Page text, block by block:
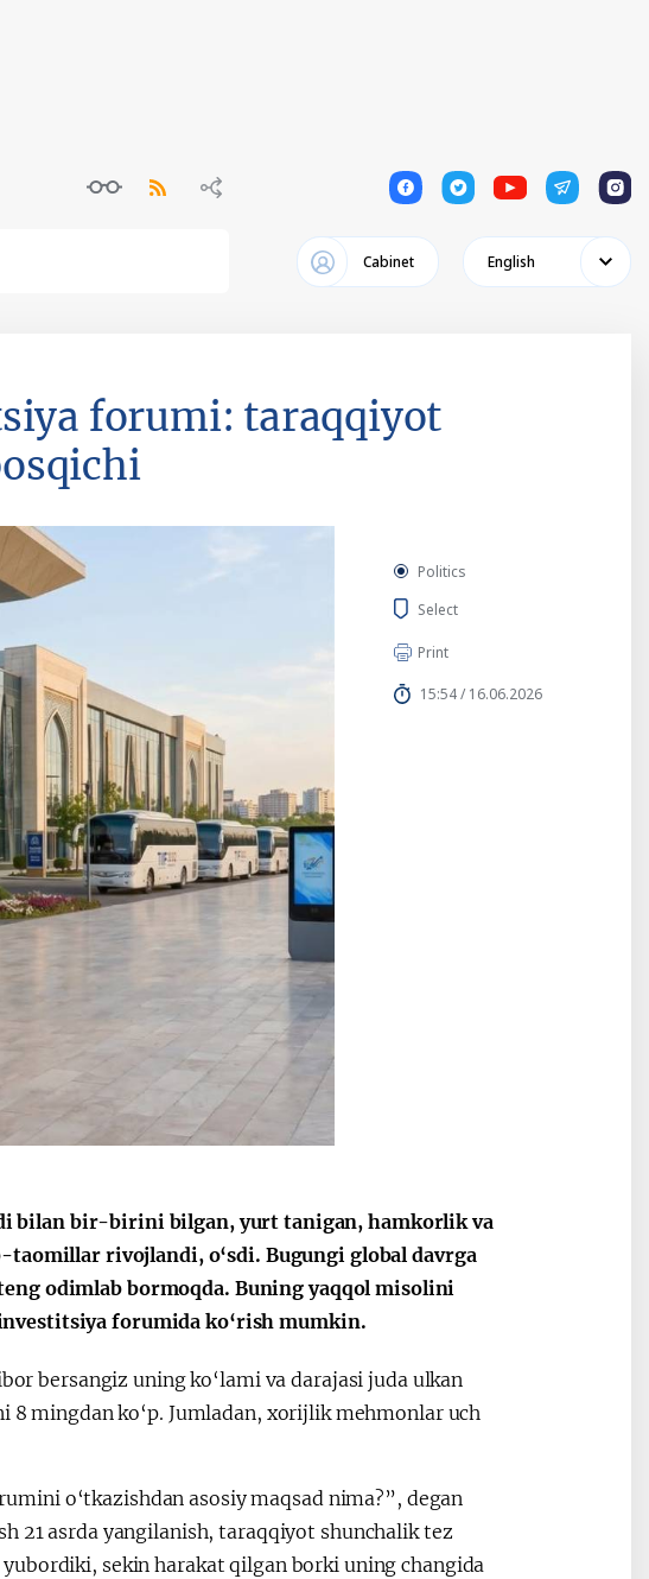
1 1 1 1 1
Cabinet English
forumi: taraqqiyot
Politics
Select
Print
15:54 / 16.06.2026
bilan bir-birini bilgan, yurt tanigan, hamkorlik va
rivojlandi, o‘sdi. Bugungi global davrga
odimlab bormoqda. Buning yaqqol misolini
forumida ko‘rish mumkin.
bersangiz uning ko‘lami va darajasi juda ulkan
mingdan ko‘p. Jumladan, xorijlik mehmonlar uch
o‘tkazishdan asosiy maqsad nima?”, degan
21 asrda yangilanish, taraqqiyot shunchalik tez
sekin harakat qilgan borki uning changida